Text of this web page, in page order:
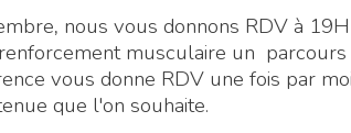
, nous vous donnons RDV à
musculaire un
vous donne RDV une fois par
que l'on souhaite.